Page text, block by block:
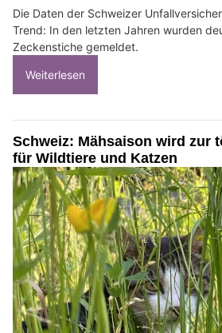
Die Daten der Schweizer
Trend: In den letzten Jahren wurden
Zeckenstiche gemeldet.
Weiterlesen
Schweiz: Mähsaison wird zur
für Wildtiere und Katzen